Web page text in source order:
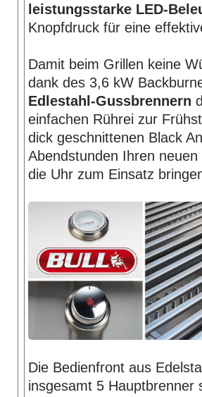
leistungsstarke LED-
Knopfdruck für eine
Damit beim Grillen keine
dank des 3,6 kW
Edlestahl-Gussbrennern
einfachen Rührei zur
dick geschnittenen Black
Abendstunden Ihren
die Uhr zum Einsatz
Die Bedienfront aus
insgesamt 5 Hauptbrenner